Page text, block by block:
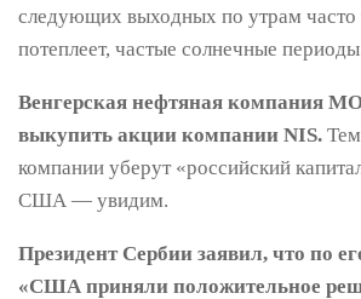
следующих выходных по утрам часто
потеплеет, частые солнечные
Венгерская нефтяная компания
выкупить акции компании NIS.
компании уберут «российский
США — увидим.
Президент Сербии заявил, что по
«США приняли положительное